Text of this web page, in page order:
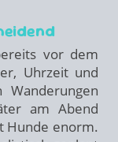
vor dem
Uhrzeit und
am Abend
Hunde enorm.